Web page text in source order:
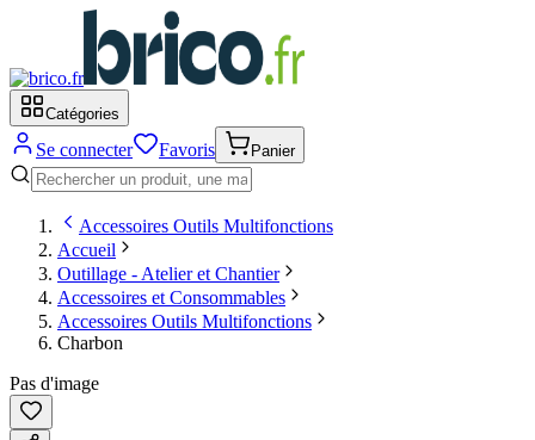
Catégories
Se connecter Favoris Panier
Accessoires Outils Multifonctions
Accueil
Outillage - Atelier et Chantier
Accessoires et Consommables
Accessoires Outils Multifonctions
Charbon
Pas d'image